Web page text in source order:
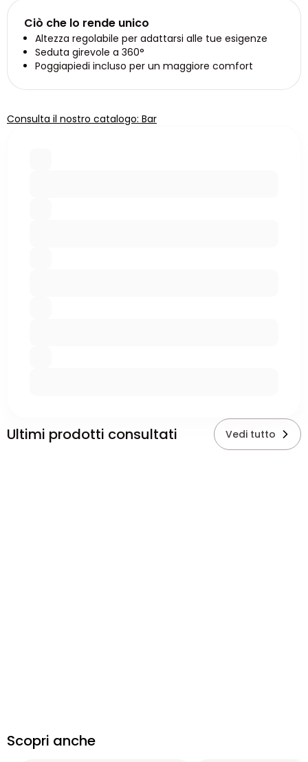
Ciò che lo rende unico
Altezza regolabile per adattarsi alle tue esigenze
Seduta girevole a 360°
Poggiapiedi incluso per un maggiore comfort
Consulta il nostro catalogo: Bar
Ultimi prodotti consultati Vedi tutto
Scopri anche